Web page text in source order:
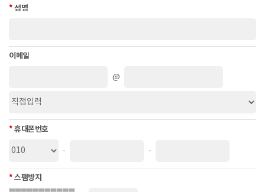
2. 개인정보 수집 및 이용 목적
시에는 사전동의를 구할 예정입니다.
- 구매 상담 및 문의 답변을 위한 개인정보 습득
- 접속 빈도 파악 또는 회원의 서비스 이용에 대한 통계
3. 개인정보의 처리 및 보유 기간
개인정보를 수집 시에 동의 받은 개인정보 보유,이용기간 내에서 개인정
② 각각의 개인정보 처리 및 보유 기간은 다음과 같습니다.
- 보유기간 : 지체 없이 파기
- 관련법령 : 신용정보의 수집/처리 및 이용 등에 관한 기록 : 3년
*성명
이메일
@
*휴대폰번호
- -
*스팸방지